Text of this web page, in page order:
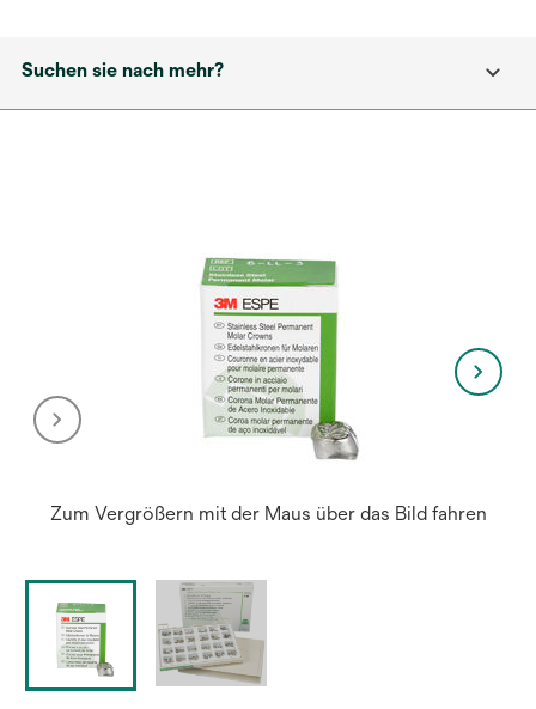
Suchen sie nach mehr?
Zum Vergrößern mit der Maus über das Bild fahren